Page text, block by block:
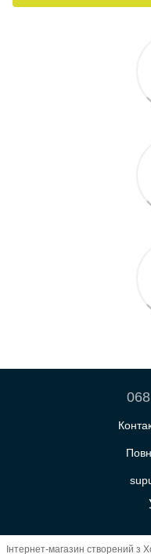
Інтернет-магазин створений з